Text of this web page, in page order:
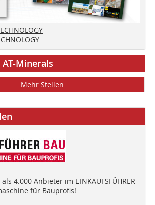
Minerals
Mehr Stellen
4.000 Anbieter im EINKAUFSFÜHRER
für Bauprofis!